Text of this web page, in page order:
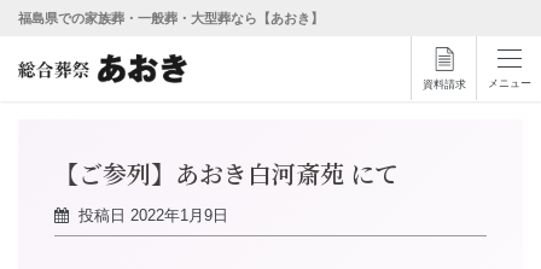
福島県での家族葬・一般葬・大型葬なら【あおき】
資料請求 メニュー
【ご参列】あおき白河斎苑 にて
投稿日 2022年1月9日